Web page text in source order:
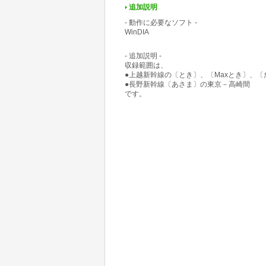
追加説明
- 動作に必要なソフト -
WinDIA
- 追加説明 -
収録範囲は、
●上越新幹線の〔とき〕、〔Maxとき〕、
●長野新幹線〔あさま〕の東京－高崎間
です。